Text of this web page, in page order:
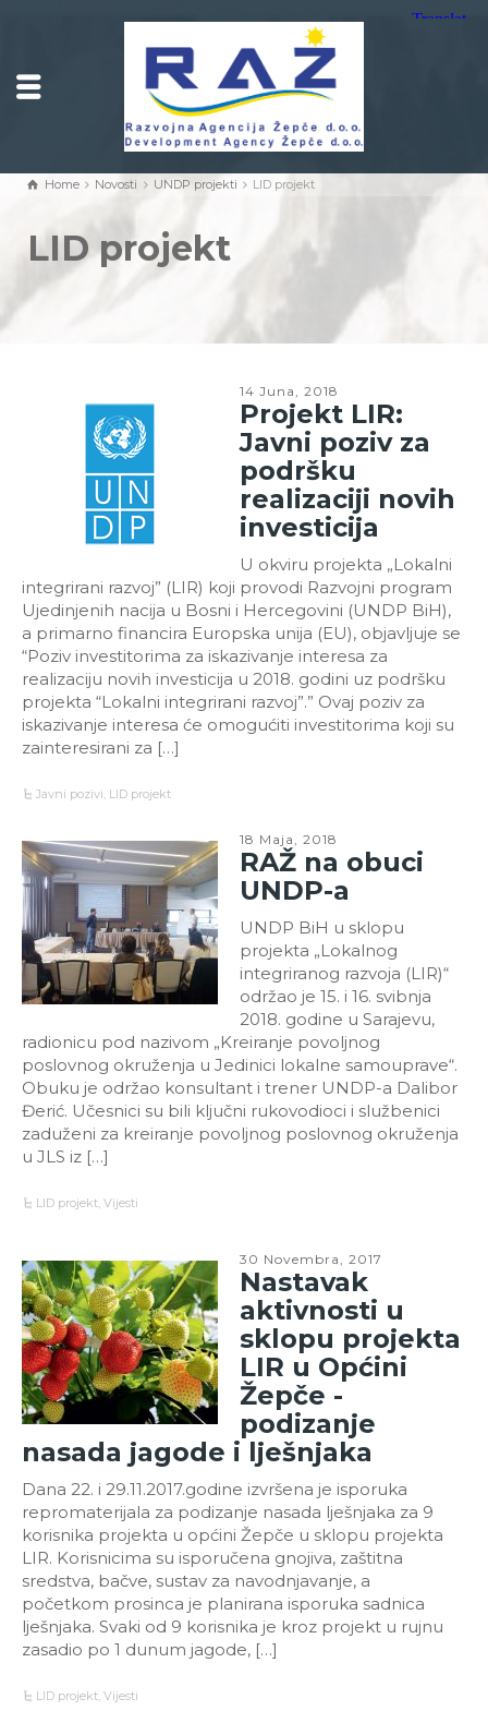
Home Novosti UNDP projekti LID projekt
LID projekt
14 Juna, 2018
Projekt LIR:
Javni poziv za
podršku
realizaciji novih
investicija
U okviru projekta „Lokalni
integrirani razvoj” (LIR) koji provodi Razvojni program
Ujedinjenih nacija u Bosni i Hercegovini (UNDP BiH),
a primarno financira Europska unija (EU), objavljuje se
“Poziv investitorima za iskazivanje interesa za
realizaciju novih investicija u 2018. godini uz podršku
projekta “Lokalni integrirani razvoj”.” Ovaj poziv za
iskazivanje interesa će omogućiti investitorima koji su
zainteresirani za […]
Javni pozivi LID projekt
18 Maja, 2018
RAŽ na obuci
UNDP-a
UNDP BiH u sklopu
projekta „Lokalnog
integriranog razvoja (LIR)“
održao je 15. i 16. svibnja
2018. godine u Sarajevu,
radionicu pod nazivom „Kreiranje povoljnog
poslovnog okruženja u Jedinici lokalne samouprave“.
Obuku je održao konsultant i trener UNDP-a Dalibor
Đerić. Učesnici su bili ključni rukovodioci i službenici
zaduženi za kreiranje povoljnog poslovnog okruženja
u JLS iz […]
LID projekt ,Vijesti
30 Novembra, 2017
Nastavak
aktivnosti u
sklopu projekta
LIR u Općini
Žepče -
podizanje
nasada jagode i lješnjaka
Dana 22. i 29.11.2017.godine izvršena je isporuka
repromaterijala za podizanje nasada lješnjaka za 9
korisnika projekta u općini Žepče u sklopu projekta
LIR. Korisnicima su isporučena gnojiva, zaštitna
sredstva, bačve, sustav za navodnjavanje, a
početkom prosinca je planirana isporuka sadnica
lješnjaka. Svaki od 9 korisnika je kroz projekt u rujnu
zasadio po 1 dunum jagode, […]
LID projekt ,Vijesti